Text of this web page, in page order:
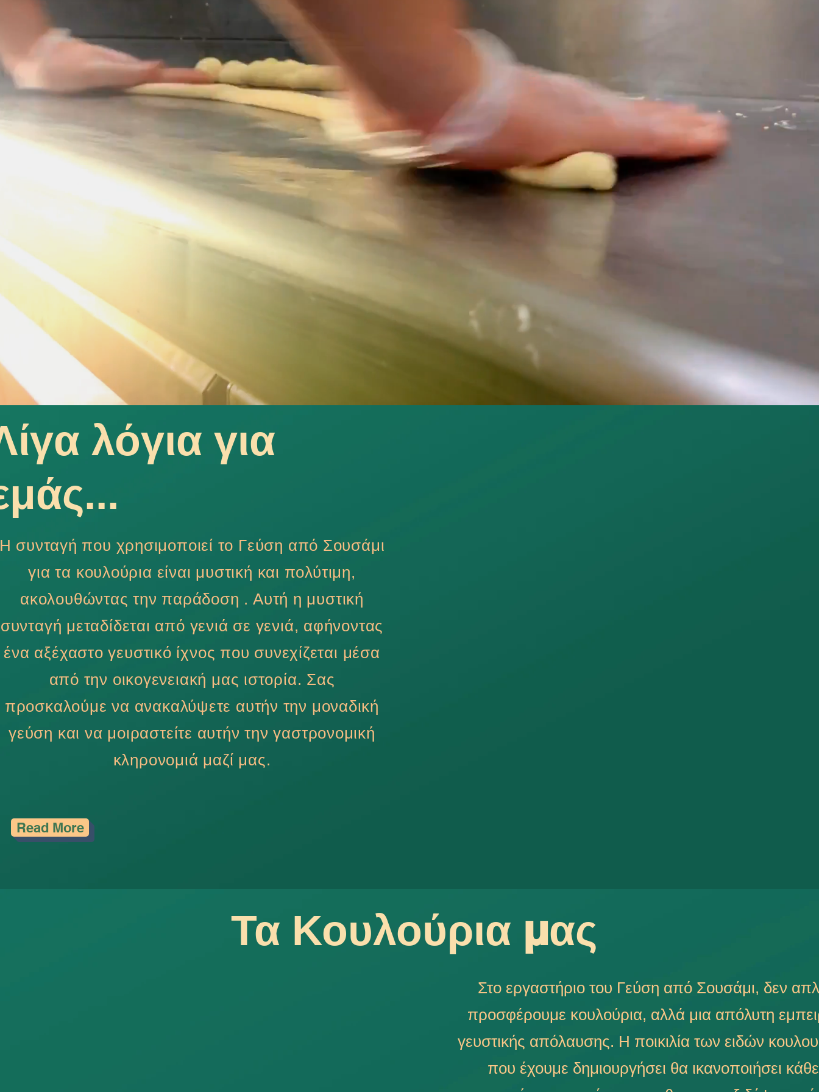
λόγια για
συνταγή που χρησιμοποιεί το Γεύση από Σουσάμι
για τα κουλούρια είναι μυστική και πολύτιμη,
ακολουθώντας την παράδοση . Αυτή η μυστική
συνταγή μεταδίδεται από γενιά σε γενιά, αφήνοντας
ένα αξέχαστο γευστικό ίχνος που συνεχίζεται μέσα
από την οικογενειακή μας ιστορία. Σας
προσκαλούμε να ανακαλύψετε αυτήν την μοναδική
γεύση και να μοιραστείτε αυτήν την γαστρονομική
κληρονομιά μαζί μας.
Read More
Τα Κουλούρια μας
Στο εργαστήριο του Γεύση από Σουσάμι, δεν
προσφέρουμε κουλούρια, αλλά μια απόλυτη
γευστικής απόλαυσης. Η ποικιλία των ειδών
που έχουμε δημιουργήσει θα ικανοποιήσει κάθε